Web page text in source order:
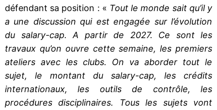
défendant sa position : « Tout le monde sait qu’il y
a une discussion qui est engagée sur l’évolution
du salary-cap. A partir de 2027. Ce sont les
travaux qu’on ouvre cette semaine, les premiers
ateliers avec les clubs. On va aborder tout le
sujet, le montant du salary-cap, les crédits
internationaux, les outils de contrôle, les
procédures disciplinaires. Tous les sujets vont